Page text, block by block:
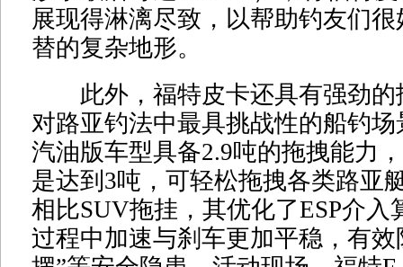
展现得淋漓尽致，以帮助钓友们
替的复杂地形。
此外，福特皮卡还具有强劲的
对路亚钓法中最具挑战性的船钓
汽油版车型具备2.9吨的拖拽能力
是达到3吨，可轻松拖拽各类路亚
相比SUV拖挂，其优化了ESP介入
过程中加速与刹车更加平稳，有效